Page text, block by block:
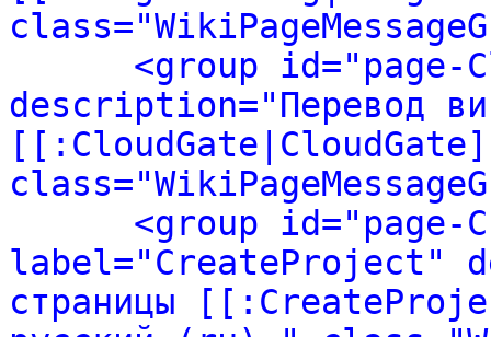
<group id="page-
description="Перевод
<group id="page-
label="CreateProject"
страницы